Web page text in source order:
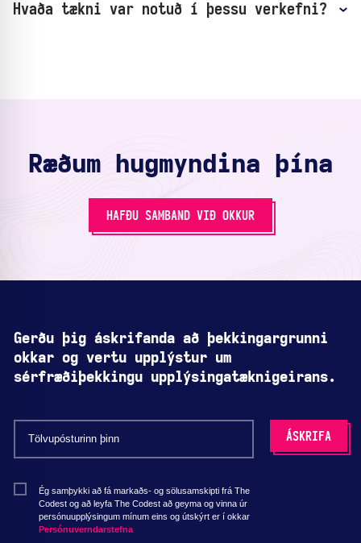
Hvaða tækni var notuð í þessu verkefni?
Ræðum hugmyndina þína
HAFÐU SAMBAND VIÐ OKKUR
Gerðu þig áskrifanda að þekkingargrunni
okkar og vertu upplýstur um
sérfræðiþekkingu upplýsingatæknigeirans.
Ég samþykki að fá markaðs- og sölusamskipti frá The
Codest og að leyfa The Codest að geyma og vinna úr
persónuupplýsingum mínum eins og útskýrt er í okkar
Persónuverndarstefna